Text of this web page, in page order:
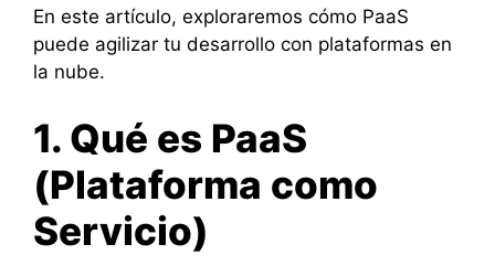
En este artículo, exploraremos cómo PaaS
puede agilizar tu desarrollo con plataformas en
la nube.
1. Qué es PaaS
(Plataforma como
Servicio)